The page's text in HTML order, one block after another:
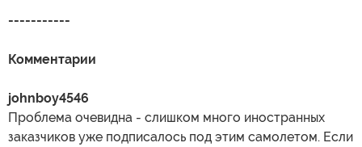
-----------
Комментарии
johnboy4546
Проблема очевидна - слишком много иностранных
заказчиков уже подписалось под этим самолетом. Если